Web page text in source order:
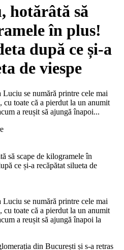
hotărâtă să
în plus!
după ce și-a
de viespe
se numără printre cele mai
toate că a pierdut la un anumit
a reușit să ajungă înapoi...
se numără printre cele mai
toate că a pierdut la un anumit
a reușit să ajungă înapoi la
din București și s-a retras